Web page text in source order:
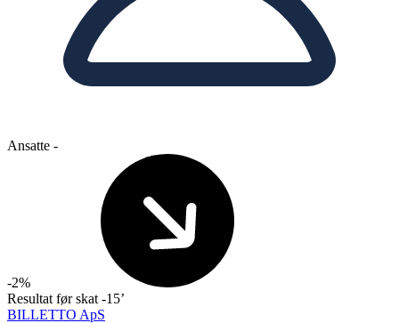
Ansatte -
-2%
Resultat før skat -15’
BILLETTO ApS